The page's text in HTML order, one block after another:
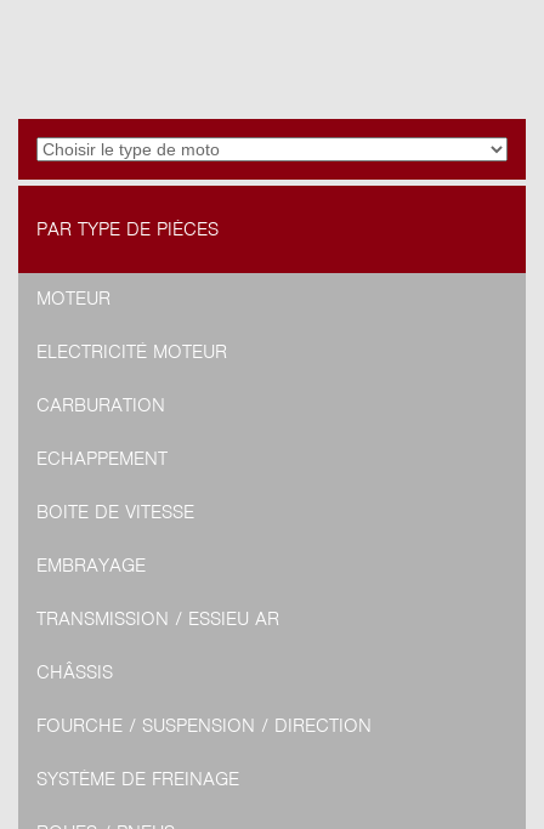
PAR TYPE DE PIÈCES
MOTEUR
ELECTRICITÉ MOTEUR
CARBURATION
ECHAPPEMENT
BOITE DE VITESSE
EMBRAYAGE
TRANSMISSION / ESSIEU AR
CHÂSSIS
FOURCHE / SUSPENSION / DIRECTION
SYSTÈME DE FREINAGE